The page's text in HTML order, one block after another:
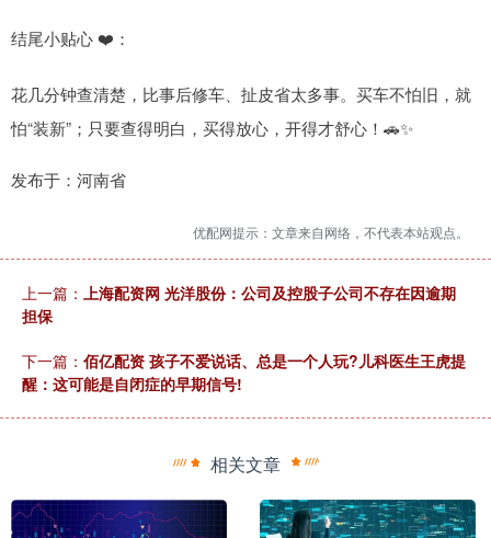
结尾小贴心 ❤️：
花几分钟查清楚，比事后修车、扯皮省太多事。买车不怕旧，就
怕“装新”；只要查得明白，买得放心，开得才舒心！🚗✨
发布于：河南省
优配网提示：文章来自网络，不代表本站观点。
上一篇： 上海配资网 光洋股份：公司及控股子公司不存在因逾期
担保
下一篇： 佰亿配资 孩子不爱说话、总是一个人玩?儿科医生王虎提
醒：这可能是自闭症的早期信号!
相关文章